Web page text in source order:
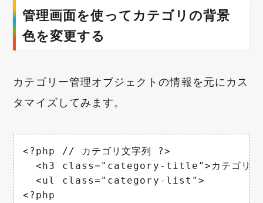
管理画面を使ってカテゴリの背景
色を変更する
カテゴリー管理オブジェクトの情報を元にカス
タマイズしてみます。
<?php // カテゴリ文字列 ?>
<h3 class="category-title">カテゴリ
  <ul class="category-list">
<?php